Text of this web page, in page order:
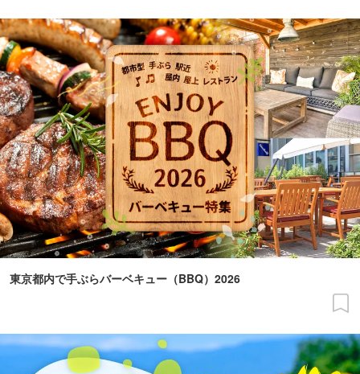
東京都内で手ぶらバーベキュー（BBQ）2026